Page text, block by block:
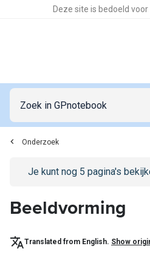
Deze site is bedoeld
Onderzoek
Go to/sign-in page
Je kunt nog 5 pagina's
Beeldvorming
Translated from English. Show